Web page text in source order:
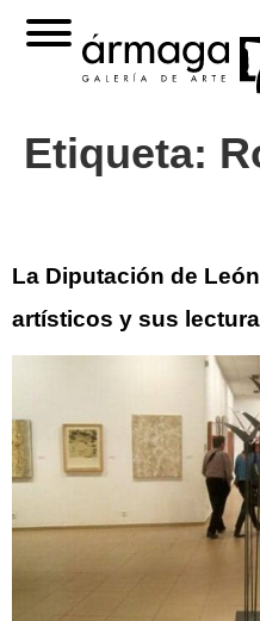
Etiqueta:
La Diputación de
artísticos y sus